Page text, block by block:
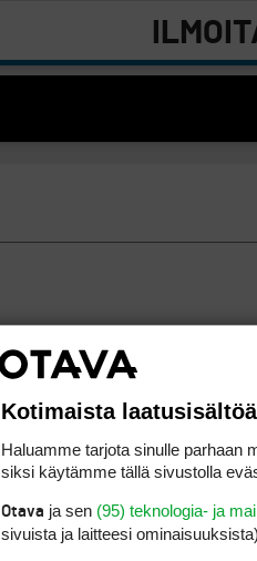
Kotimaista
Haluamme tarjota sinulle parhaan
siksi käytämme tällä sivustolla
Otava ja sen (95) teknologia- ja
sivuista ja laitteesi